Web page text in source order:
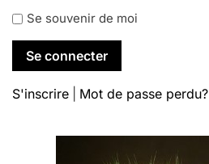
Se souvenir de moi
S'inscrire Mot de passe perdu?